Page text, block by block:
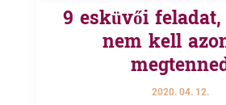
9 esküvői
nem kell
2020. 04. 12.